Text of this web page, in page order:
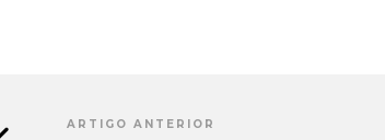
ARTIGO ANTERIOR